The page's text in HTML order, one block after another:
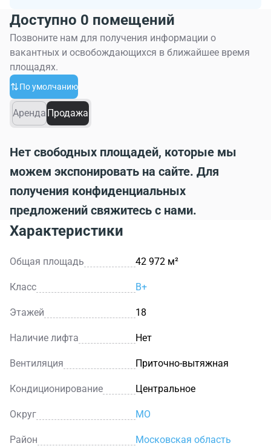
Доступно 0 помещений
Позвоните нам для получения информации о
вакантных и освобождающихся в ближайшее время
площадях.
По умолчанию
Аренда Продажа
Нет свободных площадей, которые мы
можем экспонировать на сайте. Для
получения конфиденциальных
предложений свяжитесь с нами.
Характеристики
Общая площадь 42 972 м²
Класс B+
Этажей 18
Наличие лифта Нет
Вентиляция Приточно-вытяжная
Кондиционирование Центральное
Округ МО
Район Московская область